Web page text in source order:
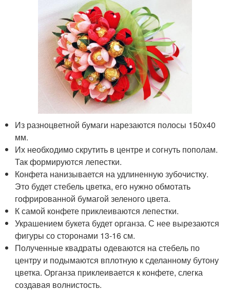
Из разноцветной бумаги нарезаются полосы 150х40
мм.
Их необходимо скрутить в центре и согнуть пополам.
Так формируются лепестки.
Конфета нанизывается на удлиненную зубочистку.
Это будет стебель цветка, его нужно обмотать
гофрированной бумагой зеленого цвета.
К самой конфете приклеиваются лепестки.
Украшением букета будет органза. С нее вырезаются
фигуры со сторонами 13-16 см.
Полученные квадраты одеваются на стебель по
центру и подымаются вплотную к сделанному бутону
цветка. Органза приклеивается к конфете, слегка
создавая волнистость.